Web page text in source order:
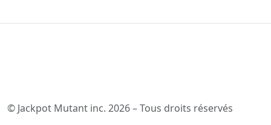
© Jackpot Mutant inc. 2026 – Tous droits réservés